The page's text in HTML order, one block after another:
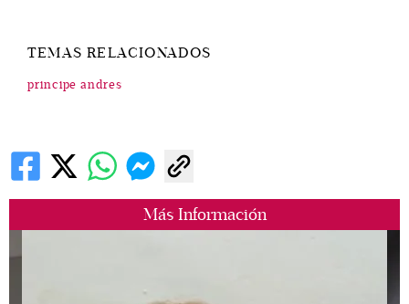
Más Información
TEMAS RELACIONADOS
principe andres